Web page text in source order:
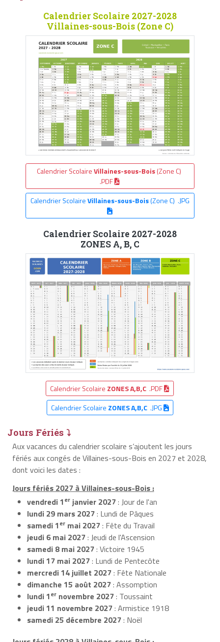
Calendrier Scolaire 2027-2028
Villaines-sous-Bois (Zone C)
Calendrier ScolaireVillaines-sous-Bois(Zone C)
.PDF
Calendrier ScolaireVillaines-sous-Bois(Zone C) .JPG
Calendrier Scolaire 2027-2028
ZONES A, B, C
Calendrier Scolaire ZONES A,B,C .PDF
Calendrier Scolaire ZONES A,B,C.JPG
Jours Fériés ⤵
Aux vacances du calendrier scolaire s’ajoutent les jours
fériés aux congés de Villaines-sous-Bois en 2027 et 2028,
dont voici les dates :
Jours fériés 2027 à Villaines-sous-Bois :
vendredi 1er janvier 2027: Jour de l'an
lundi 29 mars 2027: Lundi de Pâques
samedi 1er mai 2027: Fête du Travail
jeudi 6 mai 2027: Jeudi de l'Ascension
samedi 8 mai 2027: Victoire 1945
lundi 17 mai 2027: Lundi de Pentecôte
mercredi 14 juillet 2027: Fête Nationale
dimanche 15 août 2027: Assomption
lundi 1er novembre 2027: Toussaint
jeudi 11 novembre 2027: Armistice 1918
samedi 25 décembre 2027: Noël